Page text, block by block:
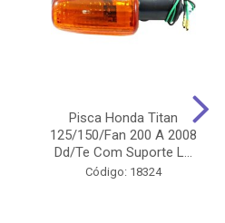
Pisca Honda Titan
125/150/Fan 200 A 2008
Dd/Te Com Suporte L...
Código: 18324